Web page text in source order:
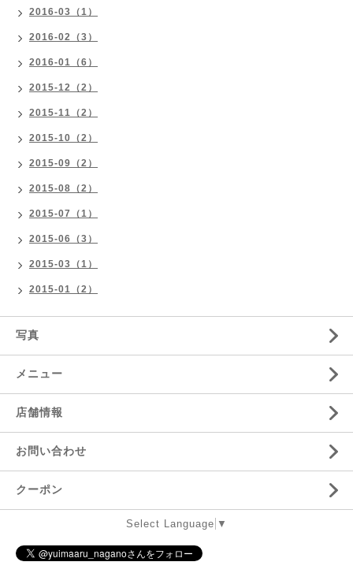
2016-03（1）
2016-02（3）
2016-01（6）
2015-12（2）
2015-11（2）
2015-10（2）
2015-09（2）
2015-08（2）
2015-07（1）
2015-06（3）
2015-03（1）
2015-01（2）
写真
メニュー
店舗情報
お問い合わせ
クーポン
Select Language ▼